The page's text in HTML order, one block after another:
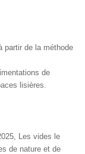
partir de la méthode
de
lisières.
Les vides le
de nature et de